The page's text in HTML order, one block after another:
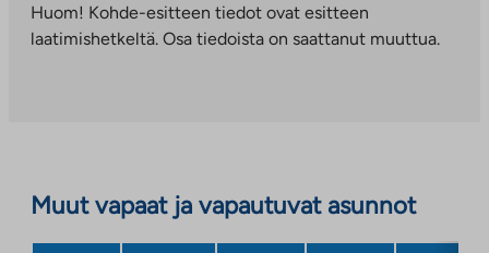
Linkki
aukeaa
ulkopuoliseen
palveluun.
Huom! Kohde-esitteen tiedot ovat esitteen
laatimishetkeltä. Osa tiedoista on saattanut muuttua.
Muut vapaat ja vapautuvat asunnot